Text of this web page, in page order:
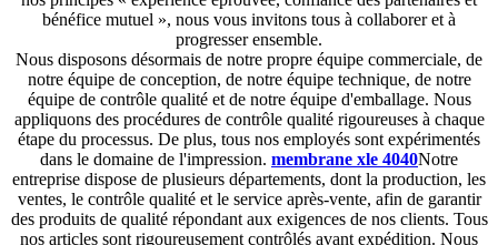
bénéfice mutuel », nous vous invitons tous à collaborer et à
progresser ensemble.
Nous disposons désormais de notre propre équipe commerciale, de
notre équipe de conception, de notre équipe technique, de notre
équipe de contrôle qualité et de notre équipe d'emballage. Nous
appliquons des procédures de contrôle qualité rigoureuses à chaque
étape du processus. De plus, tous nos employés sont expérimentés
dans le domaine de l'impression. membrane xle 4040Notre
entreprise dispose de plusieurs départements, dont la production, les
ventes, le contrôle qualité et le service après-vente, afin de garantir
des produits de qualité répondant aux exigences de nos clients. Tous
nos articles sont rigoureusement contrôlés avant expédition. Nous